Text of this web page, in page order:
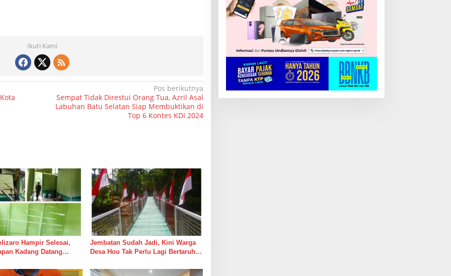
Ikuti Kami
Pos berikutnya
Sempat Tidak Direstui Orang Tua, Azril Asal
Labuhan Batu Selatan Siap Membuktikan di
Top 6 Kontes KDI 2024
Hampir Selesai,
Kadang Datang
Jembatan Sudah Jadi, Kini Warga
Desa Hou Tak Perlu Lagi Bertaruh